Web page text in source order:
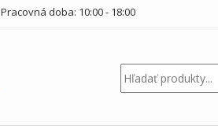
Pracovná doba: 10:00 - 18:00
Hľadať